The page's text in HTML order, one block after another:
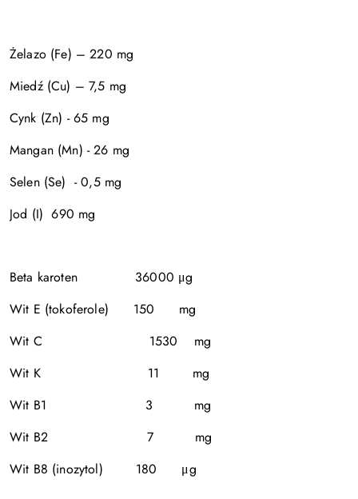
Żelazo (Fe) – 220 mg
Miedź (Cu) – 7,5 mg
Cynk (Zn) - 65 mg
Mangan (Mn) - 26 mg
Selen (Se) - 0,5 mg
Jod (I) 690 mg
Beta karoten 36000 μg
Wit E (tokoferole) 150 mg
Wit C 1530 mg
Wit K 11 mg
Wit B1 3 mg
Wit B2 7 mg
Wit B8 (inozytol) 180 μg